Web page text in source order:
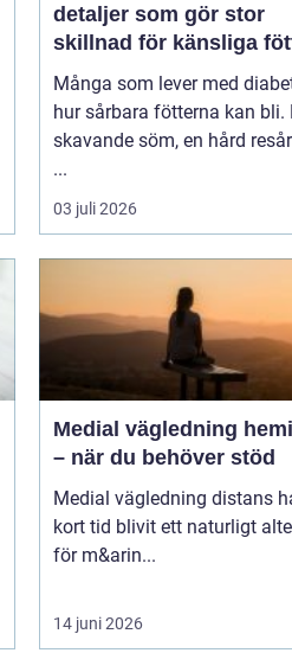
detaljer som gör stor
skillnad för känsliga
Många som lever med
hur sårbara fötterna kan bli.
skavande söm, en hård
...
03 juli 2026
Medial vägledning
– när du behöver stöd
Medial vägledning distans
kort tid blivit ett naturligt
för m&arin...
14 juni 2026